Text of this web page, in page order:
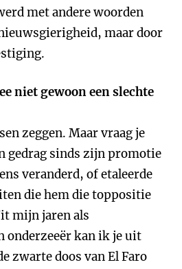
met andere woorden
maar door
niet gewoon een slechte
zeggen. Maar vraag je
gedrag sinds zijn promotie
veranderd, of etaleerde
die hem die toppositie
mijn jaren als
onderzeeër kan ik je uit
zwarte doos van El Faro